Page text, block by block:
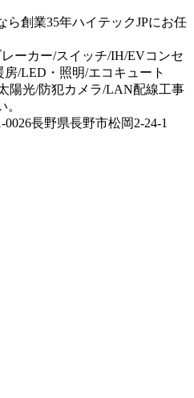
創業35年ハイテックJPにお任
ーカー/スイッチ/IH/EVコンセ
/LED・照明/エコキュート
陽光/防犯カメラ/LAN配線工事
長野県長野市松岡2-24-1